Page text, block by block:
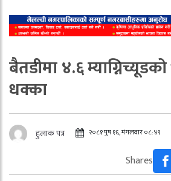
बैतडीमा ४.६
धक्का
हुलाक पत्र २०८१ पुष १६, मंगलवार ०८:४९
Shares